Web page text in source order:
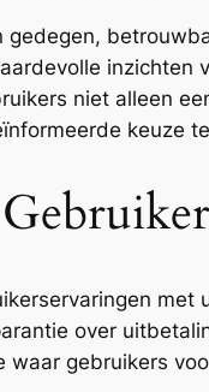
gedegen,
inzichten
niet alleen
keuze
over
gebruikers